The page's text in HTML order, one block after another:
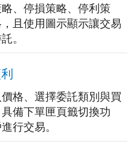
、停損策略、停利策
且使用圖示顯示讓交易
。
格、選擇委託類別與買
備下單匣頁籤切換功
行交易。